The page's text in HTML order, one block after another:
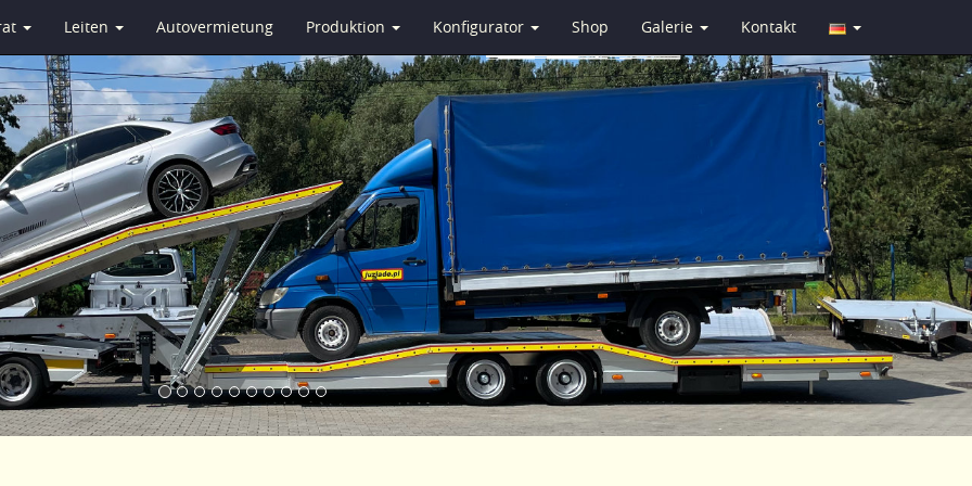
Leiten Autovermietung Produktion Konfigurator Shop Galerie Kontakt